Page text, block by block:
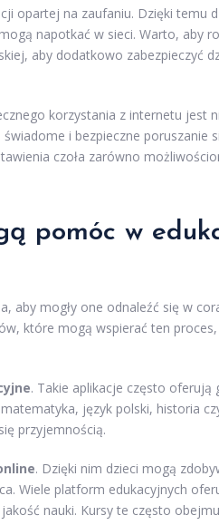
opartej na zaufaniu. Dzięki temu
napotkać w sieci. Warto, aby
aby dodatkowo zabezpieczyć
korzystania z internetu jest
i bezpieczne poruszanie
czoła zarówno
pomóc w
aby mogły one odnaleźć się w
które mogą wspierać ten
. Takie aplikacje często oferują
język polski, historia
przyjemnością.
. Dzięki nim dzieci mogą
Wiele platform edukacyjnych
nauki. Kursy te często